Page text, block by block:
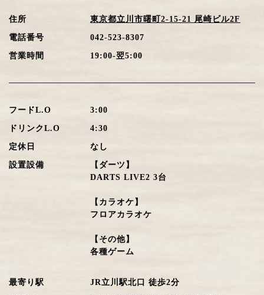
住所 東京都立川市曙町2-15-21 尾崎ビル2F
電話番号 042-523-8307
営業時間 19:00-翌5:00
フードL.O 3:00
ドリンクL.O 4:30
定休日 なし
設置設備
【ダーツ】
DARTS LIVE2 3台
【カラオケ】
フロアカラオケ
【その他】
各種ゲーム
最寄り駅 JR立川駅北口 徒歩2分